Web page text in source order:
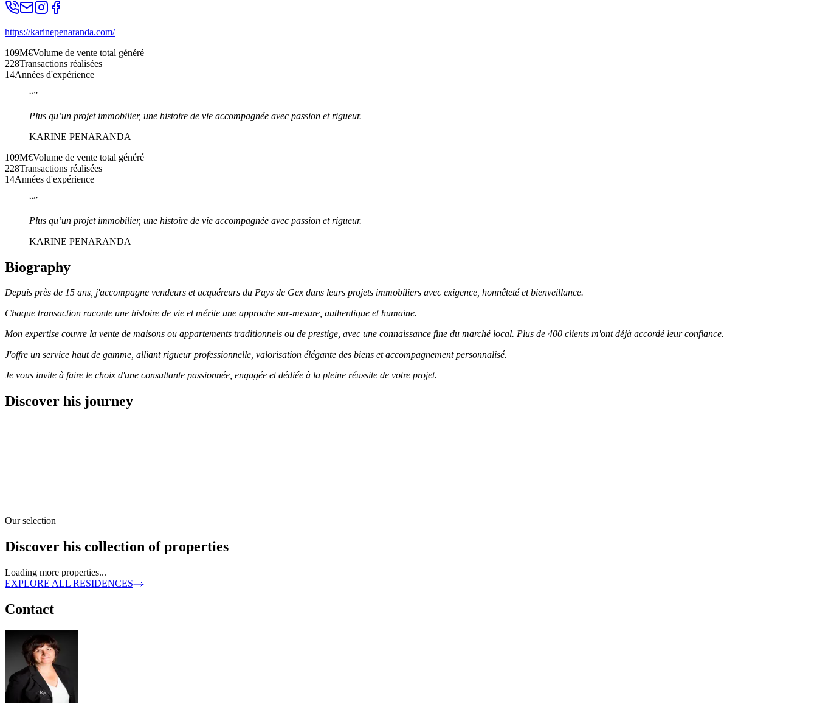
https://karinepenaranda.com/
109M€Volume de vente total généré
228Transactions réalisées
14Années d'expérience
“”
Plus qu’un projet immobilier, une histoire de vie accompagnée avec passion et rigueur.
KARINE PENARANDA
109M€Volume de vente total généré
228Transactions réalisées
14Années d'expérience
“”
Plus qu’un projet immobilier, une histoire de vie accompagnée avec passion et rigueur.
KARINE PENARANDA
Biography
Depuis près de 15 ans, j'accompagne vendeurs et acquéreurs du Pays de Gex dans leurs projets immobiliers avec exigence, honnêteté et bienveillance.
Chaque transaction raconte une histoire de vie et mérite une approche sur-mesure, authentique et humaine.
Mon expertise couvre la vente de maisons ou appartements traditionnels ou de prestige, avec une connaissance fine du marché local. Plus de 400 clients m'ont déjà accordé leur confiance.
J'offre un service haut de gamme, alliant rigueur professionnelle, valorisation élégante des biens et accompagnement personnalisé.
Je vous invite à faire le choix d'une consultante passionnée, engagée et dédiée à la pleine réussite de votre projet.
Discover his journey
Our selection
Discover his collection of properties
Loading more properties...
EXPLORE ALL RESIDENCES
Contact